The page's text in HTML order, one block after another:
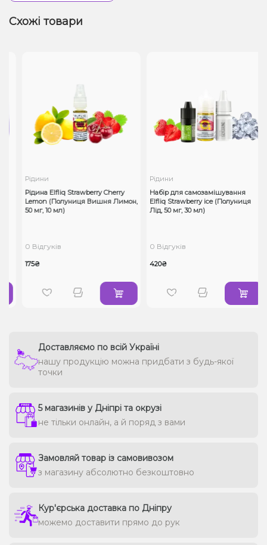
Схожі товари
Рідини
Рідина Elfliq Strawberry Cherry
Lemon (Полуниця Вишня Лимон,
50 мг, 10 мл)
0 Відгуків
175₴
Рідини
Набір для самозамішування
Elfliq Strawberry ice (Полуниця
Лід, 50 мг, 30 мл)
0 Відгуків
420₴
Доставляємо по всій Україні
нашу продукцію можна придбати з будь-якої
точки
5 магазинів у Дніпрі та окрузі
не тільки онлайн, а й поряд з вами
Замовляй товар із самовивозом
з магазину абсолютно безкоштовно
Кур'єрська доставка по Дніпру
можемо доставити прямо до рук